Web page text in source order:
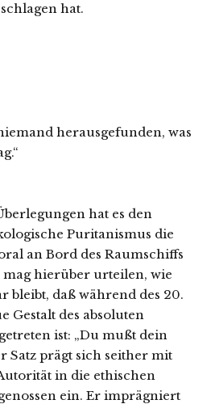
hat.
herausgefunden, was
hat es den
Puritanismus die
an Bord des Raumschiffs
mag hierüber urteilen, wie
bleibt, daß während des 20.
Gestalt des absoluten
ist: „Du mußt dein
Satz prägt sich seither mit
in die ethischen
ein. Er imprägniert